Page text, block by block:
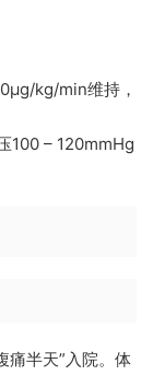
kg/min维持，
100 – 120mmHg
痛半天”入院。体